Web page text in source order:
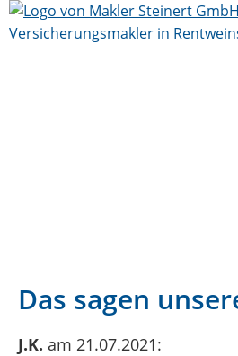
Das sagen
J.K. am 21.07.2021: